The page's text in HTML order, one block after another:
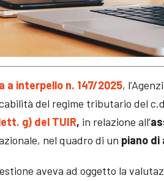
a interpello n. 147/2025,
del regime tributario del
g) del TUIR, in relazione all’
nel quadro di un piano
aveva ad oggetto la